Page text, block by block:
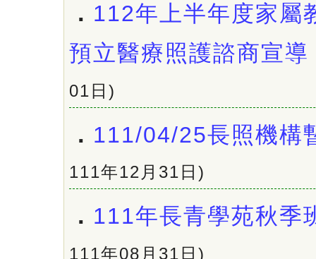
． 112年上半年度家屬
預立醫療照護諮商宣導
01日)
． 111/04/25長照機構
111年12月31日)
． 111年長青學苑秋季
111年08月31日)